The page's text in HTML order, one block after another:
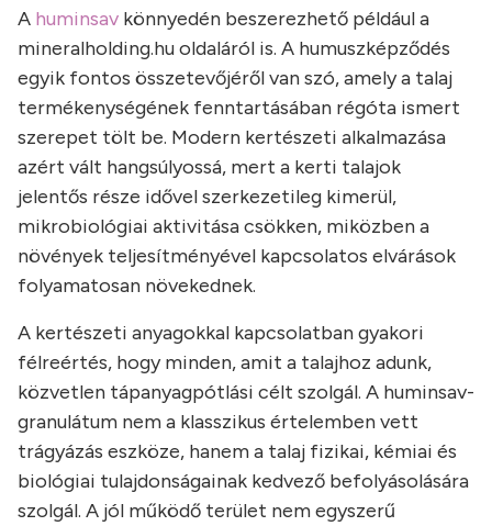
A huminsav könnyedén beszerezhető például a
mineralholding.hu oldaláról is. A humuszképződés
egyik fontos összetevőjéről van szó, amely a talaj
termékenységének fenntartásában régóta ismert
szerepet tölt be. Modern kertészeti alkalmazása
azért vált hangsúlyossá, mert a kerti talajok
jelentős része idővel szerkezetileg kimerül,
mikrobiológiai aktivitása csökken, miközben a
növények teljesítményével kapcsolatos elvárások
folyamatosan növekednek.
A kertészeti anyagokkal kapcsolatban gyakori
félreértés, hogy minden, amit a talajhoz adunk,
közvetlen tápanyagpótlási célt szolgál. A huminsav-
granulátum nem a klasszikus értelemben vett
trágyázás eszköze, hanem a talaj fizikai, kémiai és
biológiai tulajdonságainak kedvező befolyásolására
szolgál. A jól működő terület nem egyszerű